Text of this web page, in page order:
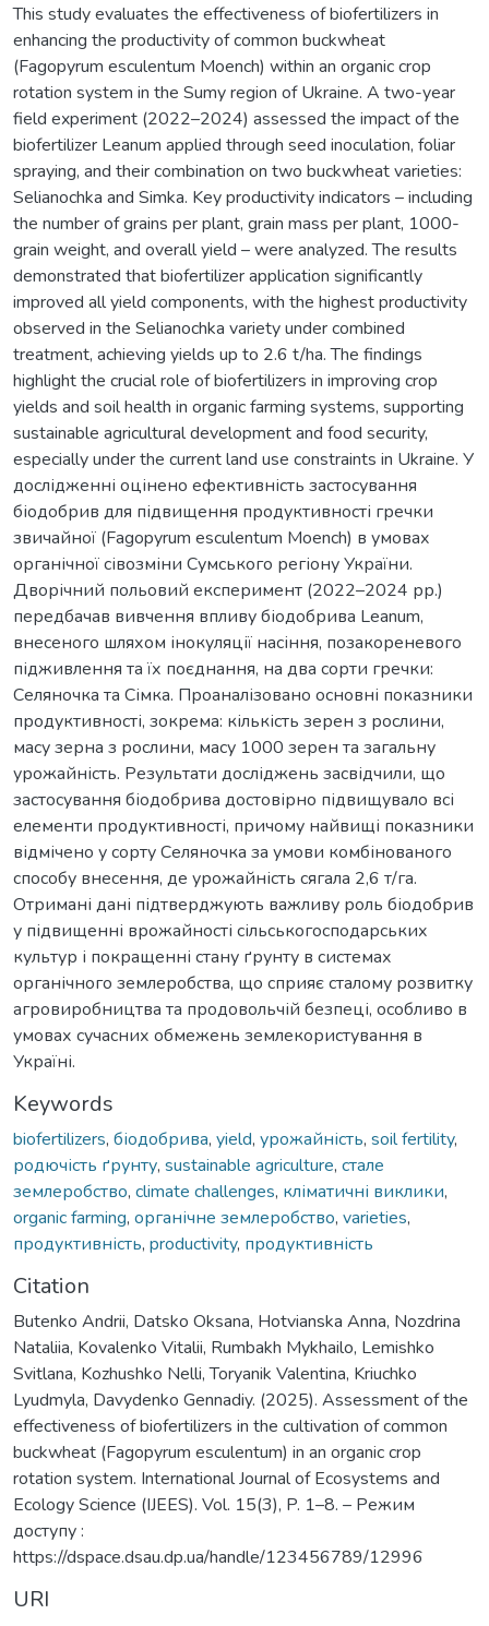
This study evaluates the effectiveness of biofertilizers in
enhancing the productivity of common buckwheat
(Fagopyrum esculentum Moench) within an organic crop
rotation system in the Sumy region of Ukraine. A two-year
field experiment (2022–2024) assessed the impact of the
biofertilizer Leanum applied through seed inoculation, foliar
spraying, and their combination on two buckwheat varieties:
Selianochka and Simka. Key productivity indicators – including
the number of grains per plant, grain mass per plant, 1000-
grain weight, and overall yield – were analyzed. The results
demonstrated that biofertilizer application significantly
improved all yield components, with the highest productivity
observed in the Selianochka variety under combined
treatment, achieving yields up to 2.6 t/ha. The findings
highlight the crucial role of biofertilizers in improving crop
yields and soil health in organic farming systems, supporting
sustainable agricultural development and food security,
especially under the current land use constraints in Ukraine. У
дослідженні оцінено ефективність застосування
біодобрив для підвищення продуктивності гречки
звичайної (Fagopyrum esculentum Moench) в умовах
органічної сівозміни Сумського регіону України.
Дворічний польовий експеримент (2022–2024 рр.)
передбачав вивчення впливу біодобрива Leanum,
внесеного шляхом інокуляції насіння, позакореневого
підживлення та їх поєднання, на два сорти гречки:
Селянoчка та Сімка. Проаналізовано основні показники
продуктивності, зокрема: кількість зерен з рослини,
масу зерна з рослини, масу 1000 зерен та загальну
урожайність. Результати досліджень засвідчили, що
застосування біодобрива достовірно підвищувало всі
елементи продуктивності, причому найвищі показники
відмічено у сорту Селянoчка за умови комбінованого
способу внесення, де урожайність сягала 2,6 т/га.
Отримані дані підтверджують важливу роль біодобрив
у підвищенні врожайності сільськогосподарських
культур і покращенні стану ґрунту в системах
органічного землеробства, що сприяє сталому розвитку
агровиробництва та продовольчій безпеці, особливо в
умовах сучасних обмежень землекористування в
Україні.
Keywords
biofertilizers, біодобрива, yield, урожайність, soil fertility,
родючість ґрунту, sustainable agriculture, сталe
землеробство, climate challenges, кліматичні виклики,
organic farming, органічне землеробство, varieties,
продуктивність, productivity, продуктивність
Citation
Butenko Andrii, Datsko Oksana, Hotvianska Anna, Nozdrina
Nataliia, Kovalenko Vitalii, Rumbakh Mykhailo, Lemishko
Svitlana, Kozhushko Nelli, Toryanik Valentina, Kriuchko
Lyudmyla, Davydenko Gennadiy. (2025). Assessment of the
effectiveness of biofertilizers in the cultivation of common
buckwheat (Fagopyrum esculentum) in an organic crop
rotation system. International Journal of Ecosystems and
Ecology Science (IJEES). Vol. 15(3), P. 1–8. – Режим
доступу :
https://dspace.dsau.dp.ua/handle/123456789/12996
URI